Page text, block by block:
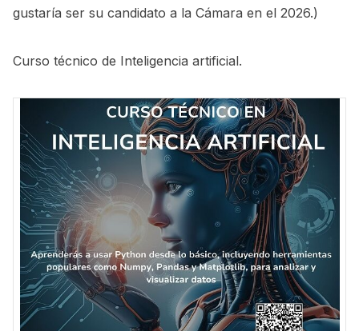
gustaría ser su candidato a la Cámara en el 2026.)
Curso técnico de Inteligencia artificial.